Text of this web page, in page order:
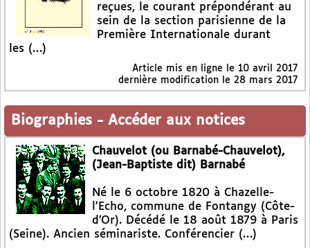
reçues, le courant prépondérant au
sein de la section parisienne de la
Première Internationale durant
les (…)
Article mis en ligne le 10 avril 2017
dernière modification le 28 mars 2017
Biographies - Accéder aux notices
Chauvelot (ou Barnabé-Chauvelot),
(Jean-Baptiste dit) Barnabé
Né le 6 octobre 1820 à Chazelle-
l’Echo, commune de Fontangy (Côte-
d’Or). Décédé le 18 août 1879 à Paris
(Seine). Ancien séminariste. Conférencier (…)